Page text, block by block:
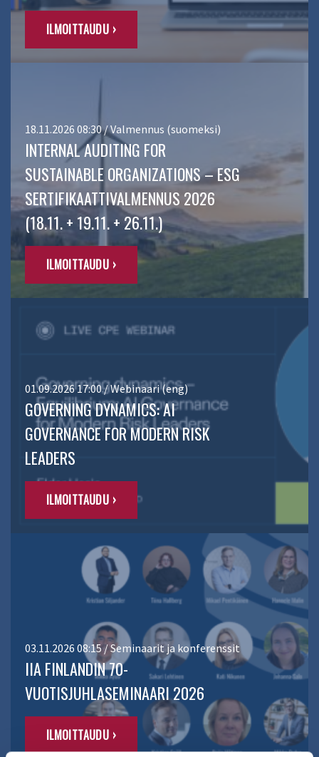
ILMOITTAUDU ›
18.11.2026 08:30 / Valmennus (suomeksi)
INTERNAL AUDITING FOR
SUSTAINABLE ORGANIZATIONS – ESG
SERTIFIKAATTIVALMENNUS 2026
(18.11. + 19.11. + 26.11.)
ILMOITTAUDU ›
01.09.2026 17:00 / Webinaari (eng)
GOVERNING DYNAMICS: AI
GOVERNANCE FOR MODERN RISK
LEADERS
ILMOITTAUDU ›
03.11.2026 08:15 / Seminaarit ja konferenssit
IIA FINLANDIN 70-
VUOTISJUHLASEMINAARI 2026
ILMOITTAUDU ›